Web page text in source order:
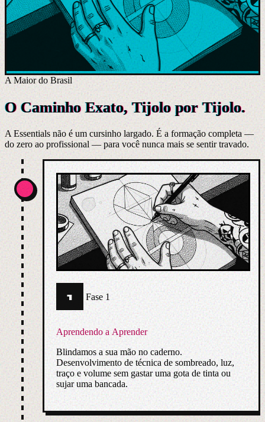
A Maior do Brasil
O Caminho Exato, Tijolo por Tijolo.
A Essentials não é um cursinho largado. É a formação completa —
do zero ao profissional — para você nunca mais se sentir travado.
1 Fase 1
Aprendendo a Aprender
Blindamos a sua mão no caderno.
Desenvolvimento de técnica de sombreado, luz,
traço e volume sem gastar uma gota de tinta ou
sujar uma bancada.